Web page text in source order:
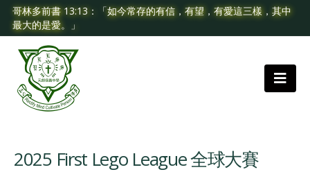
哥林多前書 13:13：「如今常存的有信，有望，有愛這三樣，其中
最大的是愛。」
2025 First Lego League 全球大賽